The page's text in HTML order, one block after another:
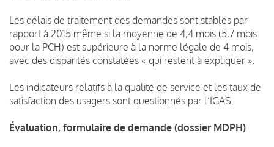
Les délais de traitement des demandes sont stables par
rapport à 2015 même si la moyenne de 4,4 mois (5,7 mois
pour la PCH) est supérieure à la norme légale de 4 mois,
avec des disparités constatées « qui restent à expliquer ».
Les indicateurs relatifs à la qualité de service et les taux de
satisfaction des usagers sont questionnés par l’IGAS.
Évaluation, formulaire de demande (dossier MDPH)